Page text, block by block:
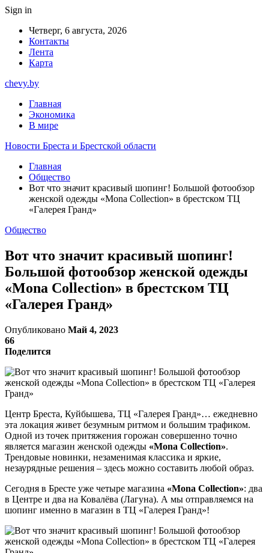
Sign in
Четверг, 6 августа, 2026
Контакты
Лента
Карта
chevy.by
Главная
Экономика
В мире
Новости Бреста и Брестской области
Главная
Общество
Вот что значит красивый шопинг! Большой фотообзор
женской одежды «Mona Collection» в брестском ТЦ
«Галерея Гранд»
Общество
Вот что значит красивый шопинг!
Большой фотообзор женской одежды
«Mona Collection» в брестском ТЦ
«Галерея Гранд»
Опубликовано Май 4, 2023
66
Поделится
Центр Бреста, Куйбышева, ТЦ «Галерея Гранд»… ежедневно
эта локация живет безумным ритмом и большим трафиком.
Одной из точек притяжения горожан совершенно точно
является магазин женской одежды «Mona Collection».
Трендовые новинки, незаменимая классика и яркие,
незаурядные решения – здесь можно составить любой образ.
Сегодня в Бресте уже четыре магазина «Mona Collection»: два
в Центре и два на Ковалёва (Лагуна). А мы отправляемся на
шопинг именно в магазин в ТЦ «Галерея Гранд»!